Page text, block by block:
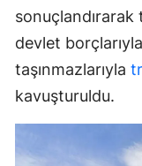
sonuçlandırarak
devlet
taşınmazlarıyla
kavuşturuldu.